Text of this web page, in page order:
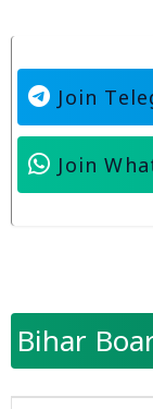
Join
Join
Bihar